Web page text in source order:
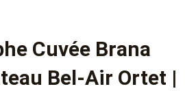
Cuvée Brana
Bel-Air Ortet |